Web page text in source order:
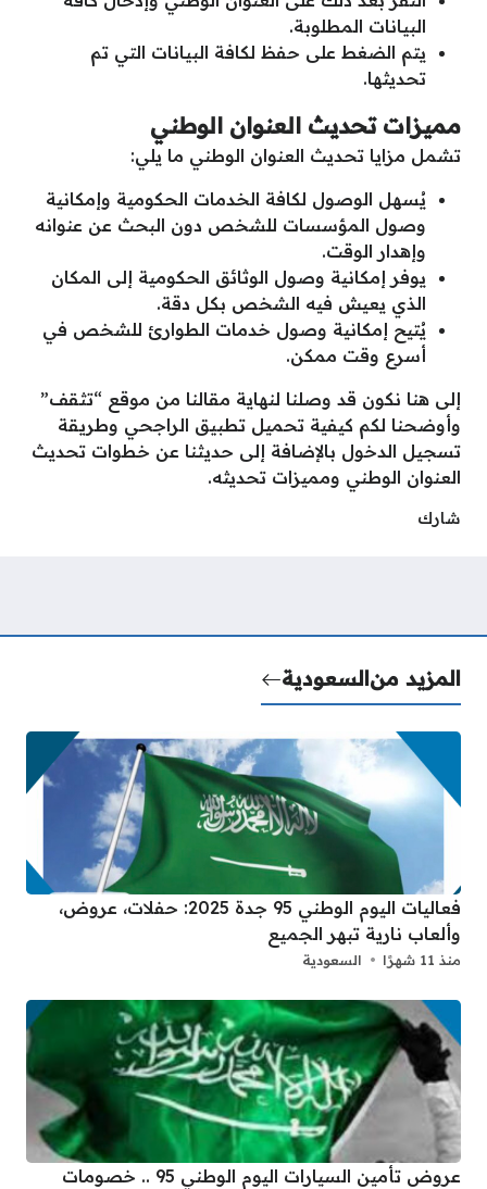
البيانات المطلوبة.
يتم الضغط على حفظ لكافة البيانات التي تم
تحديثها.
مميزات تحديث العنوان الوطني
تشمل مزايا تحديث العنوان الوطني ما يلي:
يُسهل الوصول لكافة الخدمات الحكومية وإمكانية
وصول المؤسسات للشخص دون البحث عن عنوانه
وإهدار الوقت.
يوفر إمكانية وصول الوثائق الحكومية إلى المكان
الذي يعيش فيه الشخص بكل دقة.
يُتيح إمكانية وصول خدمات الطوارئ للشخص في
أسرع وقت ممكن.
إلى هنا نكون قد وصلنا لنهاية مقالنا من موقع “تثقف”
وأوضحنا لكم كيفية تحميل تطبيق الراجحي وطريقة
تسجيل الدخول بالإضافة إلى حديثنا عن خطوات تحديث
العنوان الوطني ومميزات تحديثه.
شارك
المزيد منالسعودية
فعاليات اليوم الوطني 95 جدة 2025: حفلات، عروض،
وألعاب نارية تبهر الجميع
منذ 11 شهرًا السعودية
عروض تأمين السيارات اليوم الوطني 95 .. خصومات